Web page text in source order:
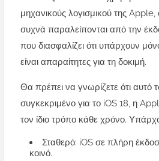
μηχανικούς λογισμικού της
συχνά παραλείπονται από την
που διασφαλίζει ότι υπάρχουν
είναι απαραίτητες για τη δοκιμή.
Θα πρέπει να γνωρίζετε ότι αυτό
συγκεκριμένο για το iOS 18, η
τον ίδιο τρόπο κάθε χρόνο.
Σταθερό: iOS σε πλήρη
κοινό.